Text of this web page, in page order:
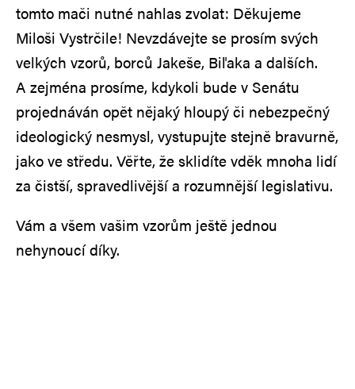
tomto mači nutné nahlas zvolat: Děkujeme
Miloši Vystrčile! Nevzdávejte se prosím svých
velkých vzorů, borců Jakeše, Biľaka a dalších.
A zejména prosíme, kdykoli bude v Senátu
projednáván opět nějaký hloupý či nebezpečný
ideologický nesmysl, vystupujte stejně bravurně,
jako ve středu. Věřte, že sklidíte vděk mnoha lidí
za čistší, spravedlivější a rozumnější legislativu.
Vám a všem vašim vzorům ještě jednou
nehynoucí díky.